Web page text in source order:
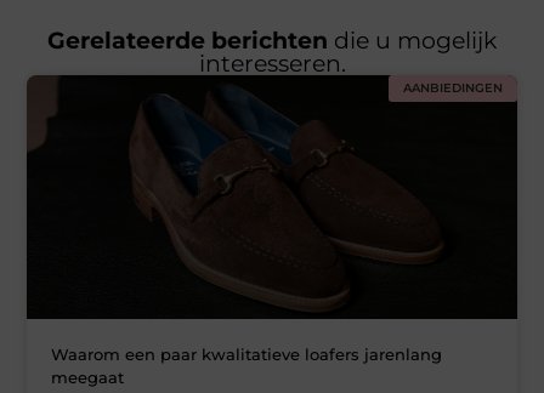
Gerelateerde berichten die u mogelijk
interesseren.
AANBIEDINGEN
Waarom een paar kwalitatieve loafers jarenlang
meegaat